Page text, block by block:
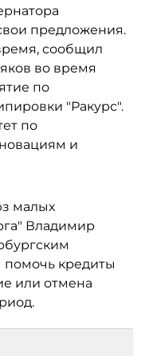
предложения.
сообщил
во время
по
"Ракурс".
по
и
малых
Владимир
кредиты
или отмена